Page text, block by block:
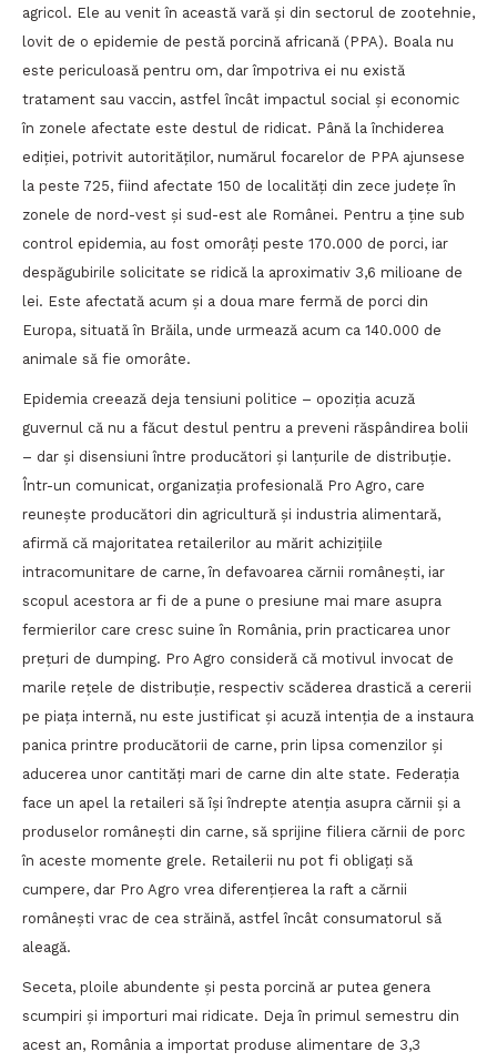
agricol. Ele au venit în această vară și din sectorul de zootehnie,
lovit de o epidemie de pestă porcină africană (PPA). Boala nu
este periculoasă pentru om, dar împotriva ei nu există
tratament sau vaccin, astfel încât impactul social și economic
în zonele afectate este destul de ridicat. Până la închiderea
ediției, potrivit autorităților, numărul focarelor de PPA ajunsese
la peste 725, fiind afectate 150 de localităţi din zece judeţe în
zonele de nord-vest şi sud-est ale Românei. Pentru a ține sub
control epidemia, au fost omorâți peste 170.000 de porci, iar
despăgubirile solicitate se ridică la aproximativ 3,6 milioane de
lei. Este afectată acum și a doua mare fermă de porci din
Europa, situată în Brăila, unde urmează acum ca 140.000 de
animale să fie omorâte.
Epidemia creează deja tensiuni politice – opoziția acuză
guvernul că nu a făcut destul pentru a preveni răspândirea bolii
– dar și disensiuni între producători și lanțurile de distribuție.
Într-un comunicat, organizația profesională Pro Agro, care
reunește producători din agricultură și industria alimentară,
afirmă că majoritatea retailerilor au mărit achiziţiile
intracomunitare de carne, în defavoarea cărnii româneşti, iar
scopul acestora ar fi de a pune o presiune mai mare asupra
fermierilor care cresc suine în România, prin practicarea unor
preţuri de dumping. Pro Agro consideră că motivul invocat de
marile reţele de distribuţie, respectiv scăderea drastică a cererii
pe piaţa internă, nu este justificat și acuză intenția de a instaura
panica printre producătorii de carne, prin lipsa comenzilor şi
aducerea unor cantităţi mari de carne din alte state. Federația
face un apel la retaileri să îşi îndrepte atenţia asupra cărnii şi a
produselor româneşti din carne, să sprijine filiera cărnii de porc
în aceste momente grele. Retailerii nu pot fi obligaţi să
cumpere, dar Pro Agro vrea diferenţierea la raft a cărnii
româneşti vrac de cea străină, astfel încât consumatorul să
aleagă.
Seceta, ploile abundente și pesta porcină ar putea genera
scumpiri și importuri mai ridicate. Deja în primul semestru din
acest an, România a importat produse alimentare de 3,3